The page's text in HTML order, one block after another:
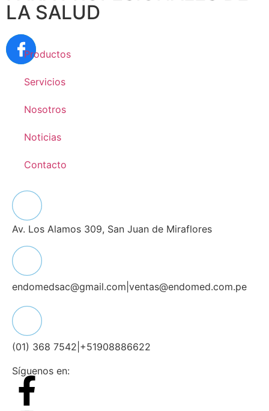
LA SALUD
Productos
Servicios
Nosotros
Noticias
Contacto
Av. Los Alamos 309, San Juan de Miraflores
endomedsac@gmail.com ventas@endomed.com.pe
(01) 368 7542 +51908886622
Síguenos en: